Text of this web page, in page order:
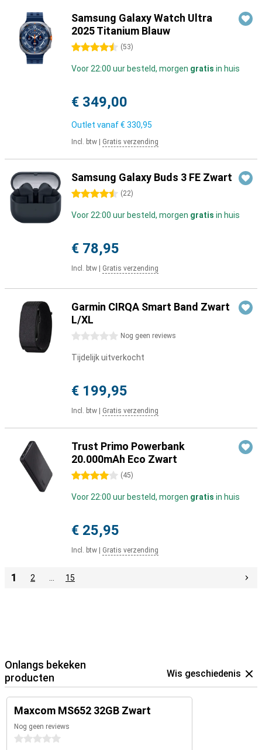
Samsung Galaxy Watch Ultra
2025 Titanium Blauw
4.5 sterren (53)
Voor 22:00 uur besteld, morgen gratis in huis
€ 349,00
Outlet vanaf€ 330,95
Incl. btw Gratis verzending
Samsung Galaxy Buds 3 FE Zwart
4.5 sterren (22)
Voor 22:00 uur besteld, morgen gratis in huis
€ 78,95
Incl. btw Gratis verzending
Garmin CIRQA Smart Band Zwart
L/XL
0 sterren Nog geen reviews
Tijdelijk uitverkocht
€ 199,95
Incl. btw Gratis verzending
Trust Primo Powerbank
20.000mAh Eco Zwart
4 sterren (45)
Voor 22:00 uur besteld, morgen gratis in huis
€ 25,95
Incl. btw Gratis verzending
1 2 15
Onlangs bekeken
producten
Wis geschiedenis
Maxcom MS652 32GB Zwart
Nog geen reviews
0 sterren